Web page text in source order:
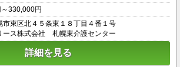
330,000円
市東区北４５条東１８丁目４番１号
ース株式会社 札幌東介護センター
詳細を見る